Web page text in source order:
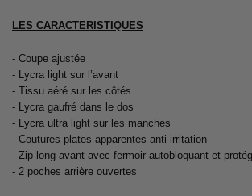
LES CARACTERISTIQUES
- Coupe ajustée
- Lycra light sur l’avant
- Tissu aéré sur les côtés
- Lycra gaufré dans le dos
- Lycra ultra light sur les manches
- Coutures plates apparentes anti-irritation
- Zip long avant avec fermoir autobloquant et
- 2 poches arrière ouvertes